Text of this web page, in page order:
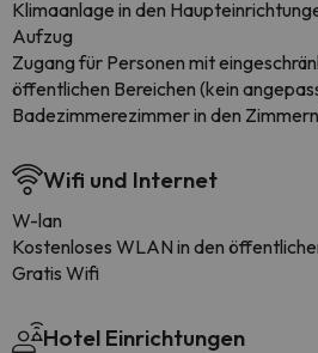
Klimaanlage in den
Aufzug
Zugang für Personen mit
öffentlichen Bereichen (kein
Badezimmerezimmer in den
Wifi und Internet
W-lan
Kostenloses WLAN in den
Gratis Wifi
Hotel Einrichtungen